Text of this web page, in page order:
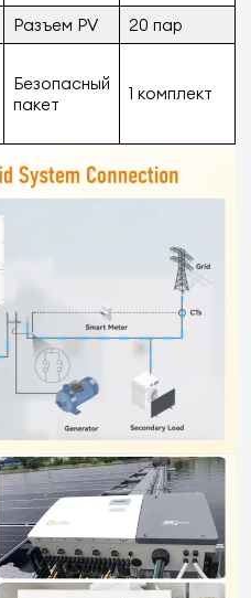
Разъем PV
20 пар
Безопасный
пакет
1 комплект